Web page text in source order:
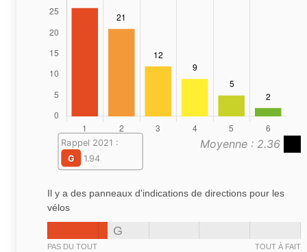
Moyenne : 2.36
Rappel 2021 :
G
1.94
Il y a des panneaux d'indications de directions pour les
vélos
G
PAS DU TOUT TOUT À FAIT